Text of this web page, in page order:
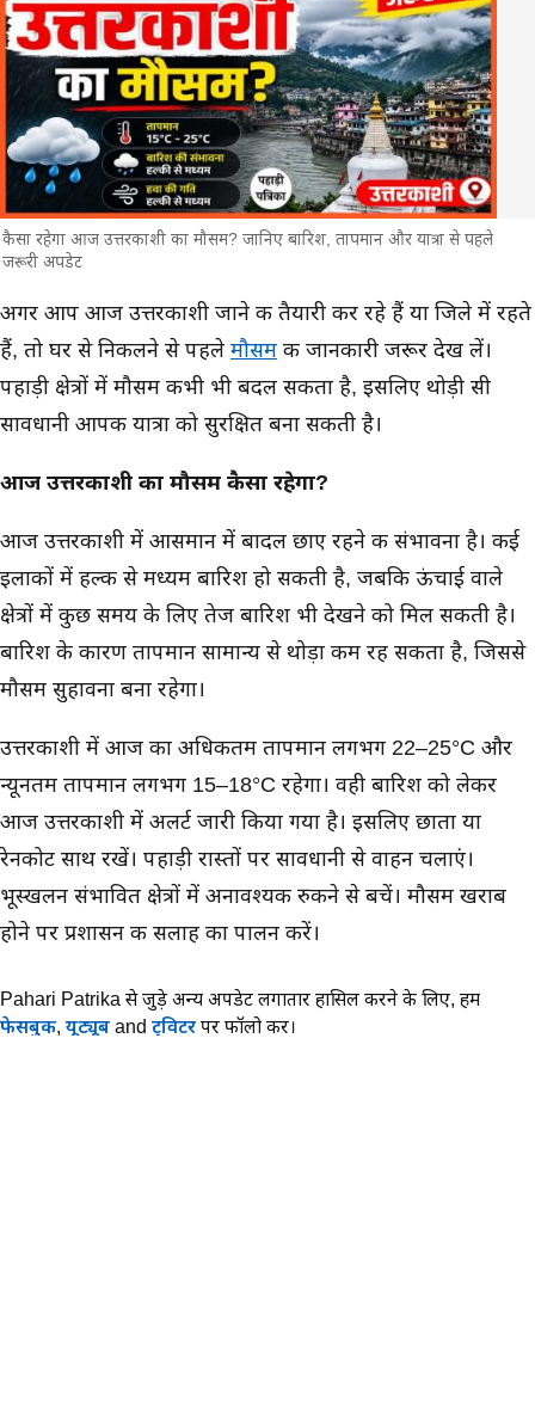
कैसा रहेगा आज उत्तरकाशी का मौसम? जानिए बारिश, तापमान और यात्रा से पहले
जरूरी अपडेट
मुख्य समाचार
अगर आप आज उत्तरकाशी जाने की तैयारी कर रहे हैं या जिले में रहते
हैं, तो घर से निकलने से पहले मौसम की जानकारी जरूर देख लें।
पहाड़ी क्षेत्रों में मौसम कभी भी बदल सकता है, इसलिए थोड़ी सी
सावधानी आपकी यात्रा को सुरक्षित बना सकती है।
आज उत्तरकाशी का मौसम कैसा रहेगा?
आज उत्तरकाशी में आसमान में बादल छाए रहने की संभावना है। कई
इलाकों में हल्की से मध्यम बारिश हो सकती है, जबकि ऊंचाई वाले
क्षेत्रों में कुछ समय के लिए तेज बारिश भी देखने को मिल सकती है।
बारिश के कारण तापमान सामान्य से थोड़ा कम रह सकता है, जिससे
मौसम सुहावना बना रहेगा।
उत्तरकाशी में आज का अधिकतम तापमान लगभग 22–25°C और
न्यूनतम तापमान लगभग 15–18°C रहेगा। वही बारिश को लेकर
आज उत्तरकाशी में अलर्ट जारी किया गया है। इसलिए छाता या
रेनकोट साथ रखें। पहाड़ी रास्तों पर सावधानी से वाहन चलाएं।
भूस्खलन संभावित क्षेत्रों में अनावश्यक रुकने से बचें। मौसम खराब
होने पर प्रशासन की सलाह का पालन करें।
Pahari Patrika से जुड़े अन्य अपडेट लगातार हासिल करने के लिए, हमें
फेसबुक, यूट्यूब and ट्विटर पर फॉलो करें।